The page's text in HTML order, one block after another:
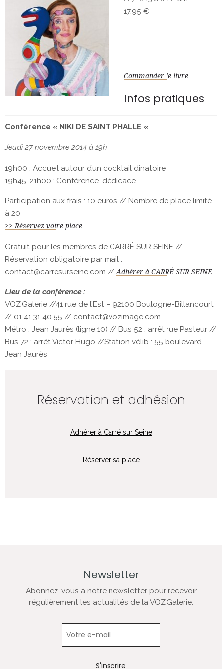
17.95 €
Commander le livre
Infos pratiques
Conférence « NIKI DE SAINT PHALLE «
Jeudi 27 novembre 2014 à 19h
19h00 : Accueil autour d’un cocktail dînatoire
19h45-21h00 : Conférence-dédicace
Participation aux frais : 10 euros // Nombre de place limité
à 20
>> Réservez votre place
Gratuit pour les membres de CARRÉ SUR SEINE //
Réservation obligatoire par mail :
contact@carresurseine.com // Adhérer à CARRÉ SUR SEINE
Lieu de la conférence :
VOZ’Galerie //41 rue de l’Est – 92100 Boulogne-Billancourt
// 01 41 31 40 55 // contact@vozimage.com
Métro : Jean Jaurès (ligne 10) // Bus 52 : arrêt rue Pasteur //
Bus 72 : arrêt Victor Hugo //Station vélib : 55 boulevard
Jean Jaurès
Réservation et adhésion
Adhérer à Carré sur Seine
Réserver sa place
Newsletter
Abonnez-vous à notre newsletter pour recevoir
régulièrement les actualités de la VOZ’Galerie.